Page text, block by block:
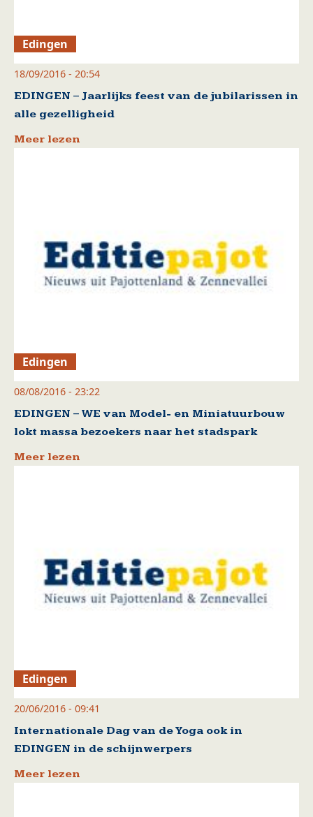
Edingen
18/09/2016 - 20:54
EDINGEN – Jaarlijks feest van de jubilarissen in
alle gezelligheid
Meer lezen
Edingen
08/08/2016 - 23:22
EDINGEN – WE van Model- en Miniatuurbouw
lokt massa bezoekers naar het stadspark
Meer lezen
Edingen
20/06/2016 - 09:41
Internationale Dag van de Yoga ook in
EDINGEN in de schijnwerpers
Meer lezen